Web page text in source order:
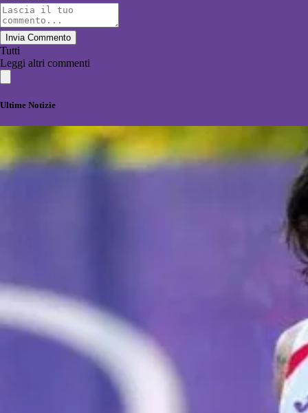
Invia Commento
Tutti
Leggi altri commenti
Ultime Notizie